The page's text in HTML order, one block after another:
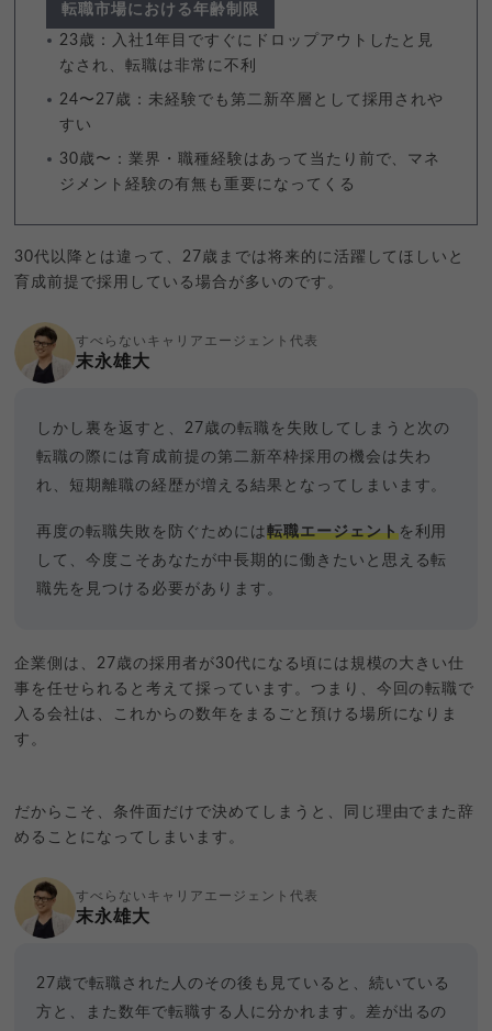
転職市場における年齢制限
23歳：入社1年目ですぐにドロップアウトしたと見
なされ、転職は非常に不利
24〜27歳：未経験でも第二新卒層として採用されや
すい
30歳〜：業界・職種経験はあって当たり前で、マネ
ジメント経験の有無も重要になってくる
30代以降とは違って、27歳までは将来的に活躍してほしいと
育成前提で採用している場合が多いのです。
すべらないキャリアエージェント代表
末永雄大
しかし裏を返すと、27歳の転職を失敗してしまうと次の
転職の際には育成前提の第二新卒枠採用の機会は失わ
れ、短期離職の経歴が増える結果となってしまいます。
再度の転職失敗を防ぐためには転職エージェントを利用
して、今度こそあなたが中長期的に働きたいと思える転
職先を見つける必要があります。
企業側は、27歳の採用者が30代になる頃には規模の大きい仕
事を任せられると考えて採っています。つまり、今回の転職で
入る会社は、これからの数年をまるごと預ける場所になりま
す。
だからこそ、条件面だけで決めてしまうと、同じ理由でまた辞
めることになってしまいます。
すべらないキャリアエージェント代表
末永雄大
27歳で転職された人のその後も見ていると、続いている
方と、また数年で転職する人に分かれます。差が出るの